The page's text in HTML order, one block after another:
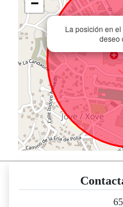
La posición en
deseo
−